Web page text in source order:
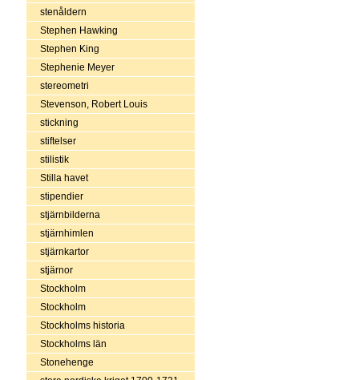
stenåldern
Stephen Hawking
Stephen King
Stephenie Meyer
stereometri
Stevenson, Robert Louis
stickning
stiftelser
stilistik
Stilla havet
stipendier
stjärnbilderna
stjärnhimlen
stjärnkartor
stjärnor
Stockholm
Stockholm
Stockholms historia
Stockholms län
Stonehenge